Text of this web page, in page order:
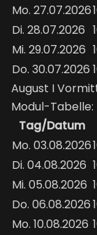
Mo. 27.07.2026
Di. 28.07.2026
Mi. 29.07.2026
Do. 30.07.2026
August I
Modul-Tabelle:
Tag/Datum
Mo. 03.08.2026
Di. 04.08.2026
Mi. 05.08.2026
Do. 06.08.2026
Mo. 10.08.2026